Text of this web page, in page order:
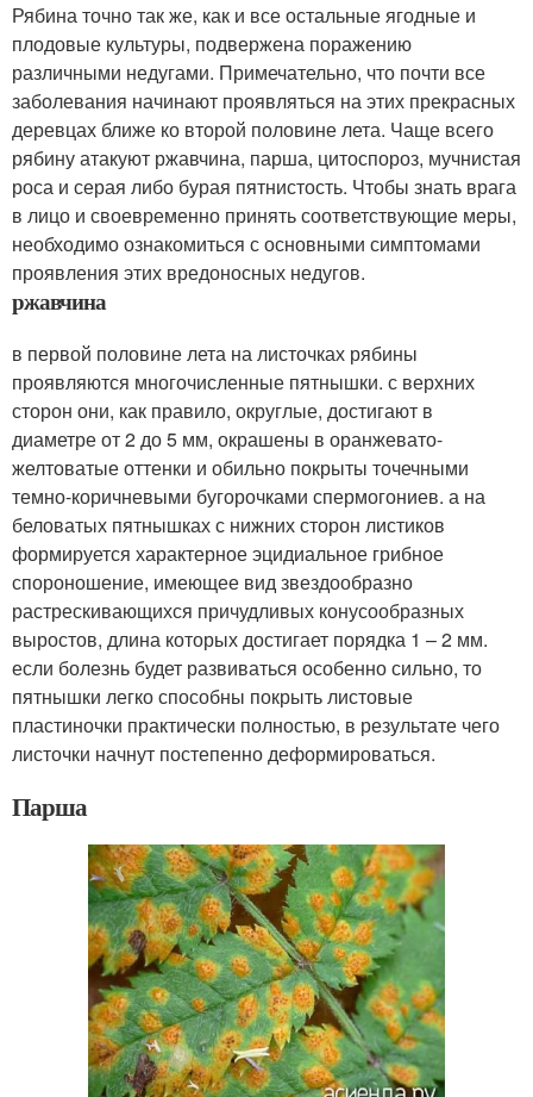
Рябина точно так же, как и все остальные ягодные и
плодовые культуры, подвержена поражению
различными недугами. Примечательно, что почти все
заболевания начинают проявляться на этих прекрасных
деревцах ближе ко второй половине лета. Чаще всего
рябину атакуют ржавчина, парша, цитоспороз, мучнистая
роса и серая либо бурая пятнистость. Чтобы знать врага
в лицо и своевременно принять соответствующие меры,
необходимо ознакомиться с основными симптомами
проявления этих вредоносных недугов.
ржавчина
в первой половине лета на листочках рябины
проявляются многочисленные пятнышки. с верхних
сторон они, как правило, округлые, достигают в
диаметре от 2 до 5 мм, окрашены в оранжевато-
желтоватые оттенки и обильно покрыты точечными
темно-коричневыми бугорочками спермогониев. а на
беловатых пятнышках с нижних сторон листиков
формируется характерное эцидиальное грибное
спороношение, имеющее вид звездообразно
растрескивающихся причудливых конусообразных
выростов, длина которых достигает порядка 1 – 2 мм.
если болезнь будет развиваться особенно сильно, то
пятнышки легко способны покрыть листовые
пластиночки практически полностью, в результате чего
листочки начнут постепенно деформироваться.
Парша